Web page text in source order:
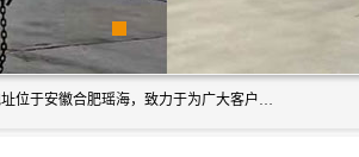
安徽信多多吊装搬运有限公司，主营吊装搬运,工厂搬迁，叉车出租，公司地址位于安徽合肥瑶海，致力于为广大客户提供优质的产品/服务，如果您对我公司的产品服务感兴趣，请联系[安徽信多多吊装搬运有限公司]，期待您的来电。